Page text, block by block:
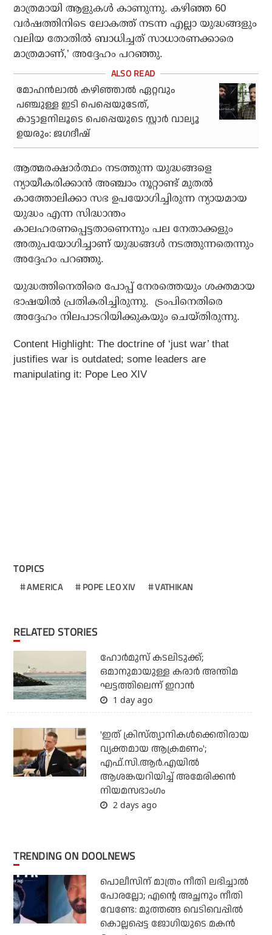
മാത്രമായി ആളുകള്‍ കാണുന്നു. കഴിഞ്ഞ 60
വര്‍ഷത്തിനിടെ ലോകത്ത് നടന്ന എല്ലാ യുദ്ധങ്ങളും
വലിയ തോതില്‍ ബാധിച്ചത് സാധാരണക്കാരെ
മാത്രമാണ്,’ അദ്ദേഹം പറഞ്ഞു.
മോഹൻലാൽ കഴിഞ്ഞാൽ ഏറ്റവും
പഞ്ചുള്ള ഇടി പെപ്പെയുടേത്,
കാട്ടാളനിലൂടെ പെപ്പെയുടെ സ്റ്റാർ വാല്യൂ
ഉയരും: ജഗദീഷ്
ആത്മരക്ഷാര്‍ത്ഥം നടത്തുന്ന യുദ്ധങ്ങളെ
ന്യായീകരിക്കാന്‍ അഞ്ചാം നൂറ്റാണ്ട് മുതല്‍
കാത്തോലിക്കാ സഭ ഉപയോഗിച്ചിരുന്ന ന്യായമായ
യുദ്ധം എന്ന സിദ്ധാന്തം
കാലഹരണപ്പെട്ടതാണെന്നും പല നേതാക്കളും
അതുപയോഗിച്ചാണ് യുദ്ധങ്ങള്‍ നടത്തുന്നതെന്നും
അദ്ദേഹം പറഞ്ഞു.
യുദ്ധത്തിനെതിരെ പോപ്പ് നേരത്തെയും ശക്തമായ
ഭാഷയില്‍ പ്രതികരിച്ചിരുന്നു. ട്രംപിനെതിരെ
അദ്ദേഹം നിലപാടറിയിക്കുകയും ചെയ്തിരുന്നു.
Content Highlight: The doctrine of ‘just war’ that
justifies war is outdated; some leaders are
manipulating it: Pope Leo XIV
TOPICS
AMERICA POPE LEO XIV VATHIKAN
RELATED STORIES
ഹോര്‍മുസ് കടലിടുക്ക്;
ഒമാനുമായുള്ള കരാര്‍ അന്തിമ
ഘട്ടത്തിലെന്ന് ഇറാന്‍
1 day ago
'ഇത് ക്രിസ്ത്യാനികള്‍ക്കെതിരായ
വ്യക്തമായ ആക്രമണം';
എഫ്.സി.ആര്‍.എയില്‍
ആശങ്കയറിയിച്ച് അമേരിക്കന്‍
നിയമസഭാംഗം
2 days ago
TRENDING ON DOOLNEWS
പൊലീസിന് മാത്രം നീതി ലഭിച്ചാല്‍
പോരല്ലോ; എന്റെ അച്ഛനും നീതി
വേണ്ടേ: മുത്തങ്ങ വെടിവെപ്പില്‍
കൊല്ലപ്പെട്ട ജോഗിയുടെ മകന്‍